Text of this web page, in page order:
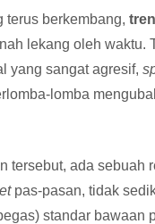
terus berkembang,
lekang oleh waktu.
yang sangat agresif,
lomba
tersebut, ada
pas-pasan, tidak
standar